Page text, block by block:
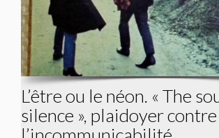
L’être ou le néon. « The
silence », plaidoyer contre